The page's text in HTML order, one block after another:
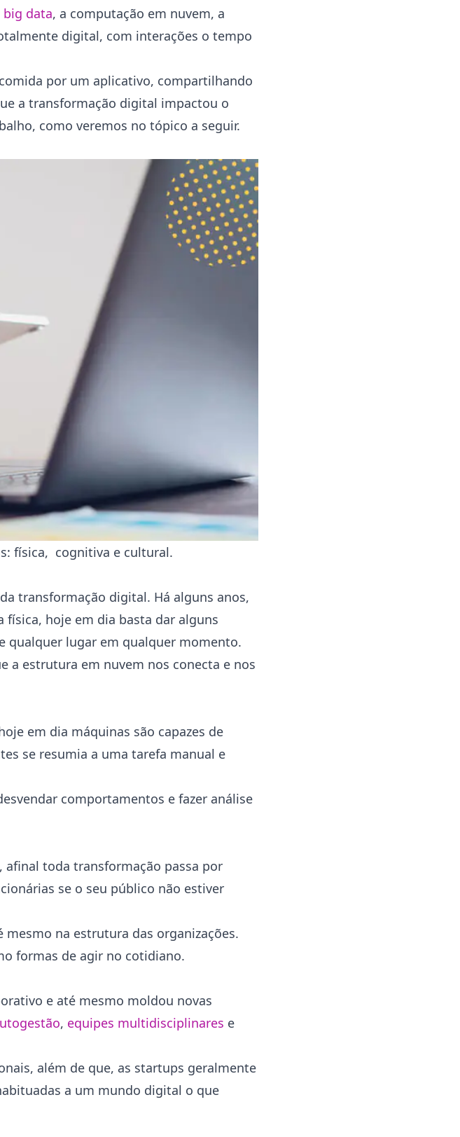
big data, a computação em nuvem, a
digital, com interações o tempo
por um aplicativo, compartilhando
a transformação digital impactou o
como veremos no tópico a seguir.
física, cognitiva e cultural.
transformação digital. Há alguns anos,
hoje em dia basta dar alguns
qualquer lugar em qualquer momento.
a estrutura em nuvem nos conecta e nos
em dia máquinas são capazes de
se resumia a uma tarefa manual e
comportamentos e fazer análise
toda transformação passa por
se o seu público não estiver
na estrutura das organizações.
formas de agir no cotidiano.
e até mesmo moldou novas
, equipes multidisciplinares e
além de que, as startups geralmente
a um mundo digital o que